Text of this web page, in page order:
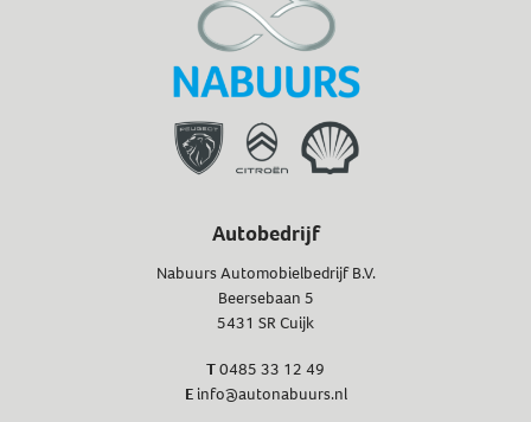
Autobedrijf
Nabuurs Automobielbedrijf B.V.
Beersebaan 5
5431 SR Cuijk
T0485 33 12 49
E info@autonabuurs.nl